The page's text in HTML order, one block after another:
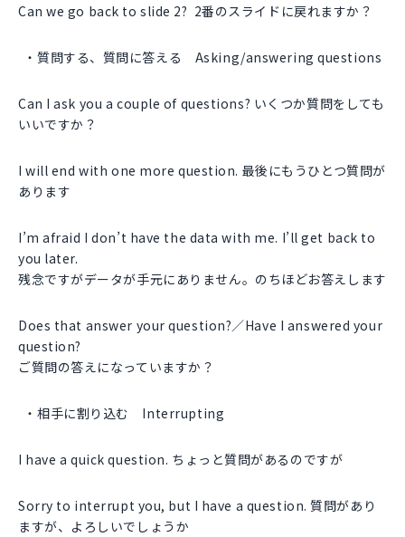
Can we go back to slide 2? 2番のスライドに戻れますか？
質問する、質問に答える Asking/answering questions
Can I ask you a couple of questions? いくつか質問をしても
いいですか？
I will end with one more question. 最後にもうひとつ質問が
あります
I’m afraid I don’t have the data with me. I’ll get back to
you later.
残念ですがデータが手元にありません。のちほどお答えします
Does that answer your question?／Have I answered your
question?
ご質問の答えになっていますか？
相手に割り込む Interrupting
I have a quick question. ちょっと質問があるのですが
Sorry to interrupt you, but I have a question. 質問があり
ますが、よろしいでしょうか